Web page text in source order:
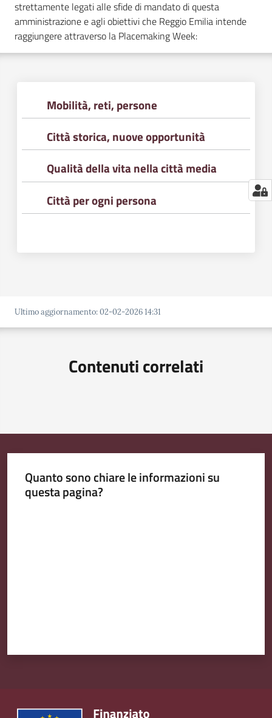
strettamente legati alle sfide di mandato di questa
amministrazione e agli obiettivi che Reggio Emilia intende
raggiungere attraverso la Placemaking Week:
Mobilità, reti, persone
Città storica, nuove opportunità
Qualità della vita nella città media
Città per ogni persona
Ultimo aggiornamento:02-02-2026 14:31
Contenuti correlati
Quanto sono chiare le informazioni su
questa pagina?